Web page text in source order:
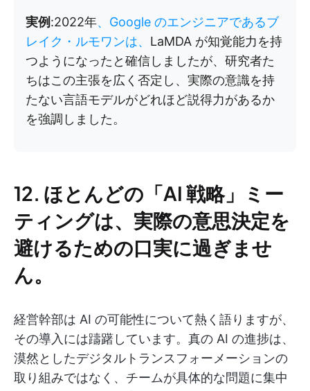
実例:2022年、Google のエンジニアであるブ
レイク・ルモワンは、 LaMDA が知覚能力を持
つようになったと確信しましたが、研究者た
ちはこの主張を広く否定し、実際の意識を持
たない言語モデルがどれほど説得力があるか
を強調しました。
12. ほとんどの「AI 戦略」ミー
ティングは、実際の意思決定を
避けるための口実に過ぎませ
ん。
経営幹部は AI の可能性について熱く語りますが、
その導入には躊躇しています。真の AI の進捗は、
漠然としたデジタルトランスフォーメーションの
取り組みではなく、チームが具体的な問題に集中